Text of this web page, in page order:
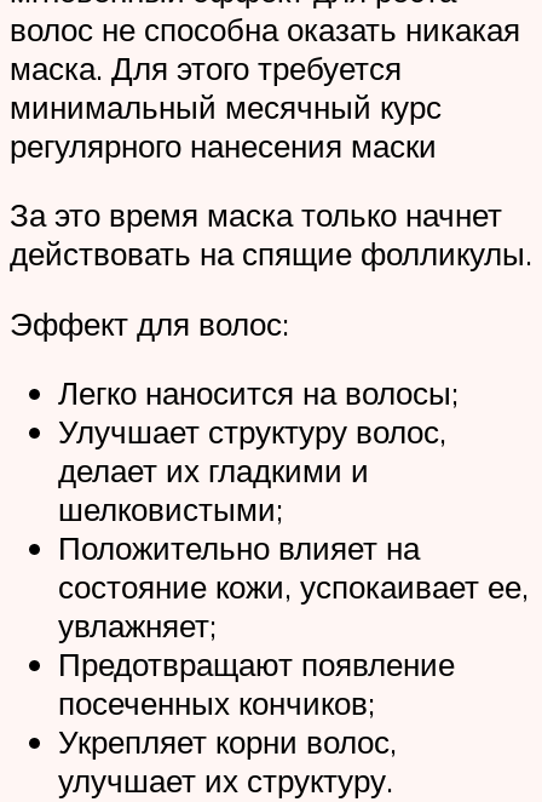
волос не способна оказать никакая
маска. Для этого требуется
минимальный месячный курс
регулярного нанесения маски
За это время маска только начнет
действовать на спящие фолликулы.
Эффект для волос:
Легко наносится на волосы;
Улучшает структуру волос,
делает их гладкими и
шелковистыми;
Положительно влияет на
состояние кожи, успокаивает ее,
увлажняет;
Предотвращают появление
посеченных кончиков;
Укрепляет корни волос,
улучшает их структуру.